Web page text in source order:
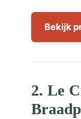
Bekijk
2. Le